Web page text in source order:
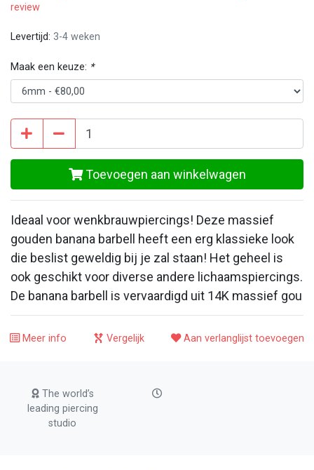
review
Levertijd: 3-4 weken
Maak een keuze: *
Toevoegen aan winkelwagen
Ideaal voor wenkbrauwpiercings! Deze massief
gouden banana barbell heeft een erg klassieke look
die beslist geweldig bij je zal staan! Het geheel is
ook geschikt voor diverse andere lichaamspiercings.
De banana barbell is vervaardigd uit 14K massief gou
Meer info Vergelijk Aan verlanglijst toevoegen
The world’s
leading piercing
studio